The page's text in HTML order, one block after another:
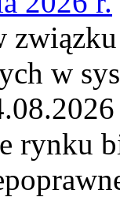
w
rynku